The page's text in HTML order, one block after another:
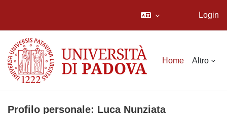
Login
Home Altro
Profilo personale: Luca Nunziata